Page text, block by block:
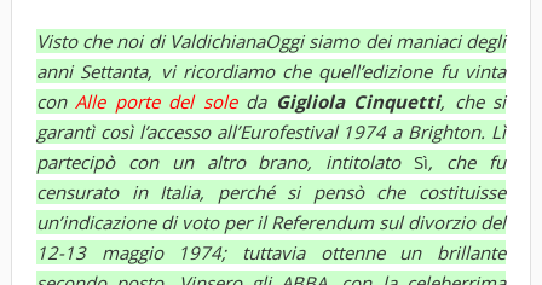
Visto che noi di ValdichianaOggi siamo dei maniaci degli
anni Settanta, vi ricordiamo che quell’edizione fu vinta
conAlle porte del soleda Gigliola Cinquetti, che si
garantì così l’accesso all’Eurofestival 1974 a Brighton. Lì
partecipò con un altro brano, intitolatoSì, che fu
censurato in Italia, perché si pensò che costituisse
un’indicazione di voto per il Referendum sul divorzio del
12-13 maggio 1974; tuttavia ottenne un brillante